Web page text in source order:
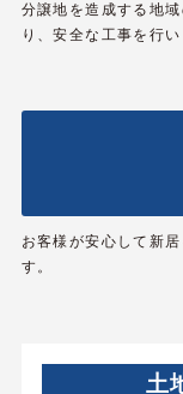
分譲地を造成する地
り、安全な工事を行い
お客様が安心して新
す。
土